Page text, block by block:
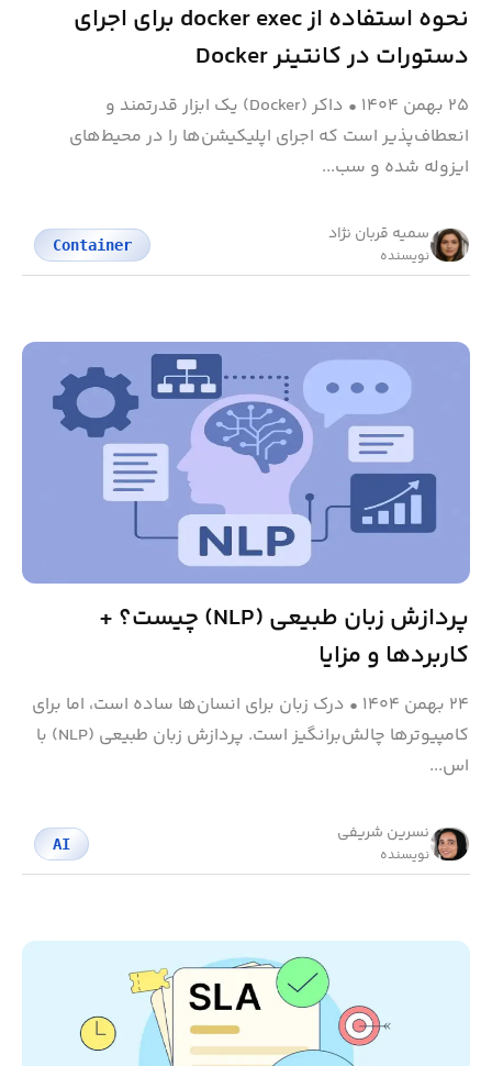
نحوه استفاده از docker exec برای اجرای
دستورات در کانتینر Docker
۲۵ بهمن ۱۴۰۴ •
داکر (Docker) یک ابزار قدرتمند و
انعطاف‌پذیر است که اجرای اپلیکیشن‌ها را در محیط‌های
ایزوله شده و سب...
سمیه قربان نژاد
نویسنده
Container
پردازش زبان طبیعی (NLP) چیست؟ +
کاربردها و مزایا
۲۴ بهمن ۱۴۰۴ • درک زبان برای انسان‌ها ساده است، اما برای
کامپیوترها چالش‌برانگیز است. پردازش زبان طبیعی (NLP) با
اس...
نسرین شریفی
نویسنده
AI